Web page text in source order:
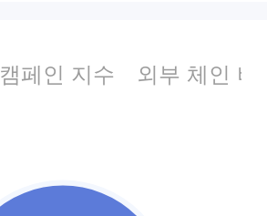
캠페인 지수 외부 체인 비